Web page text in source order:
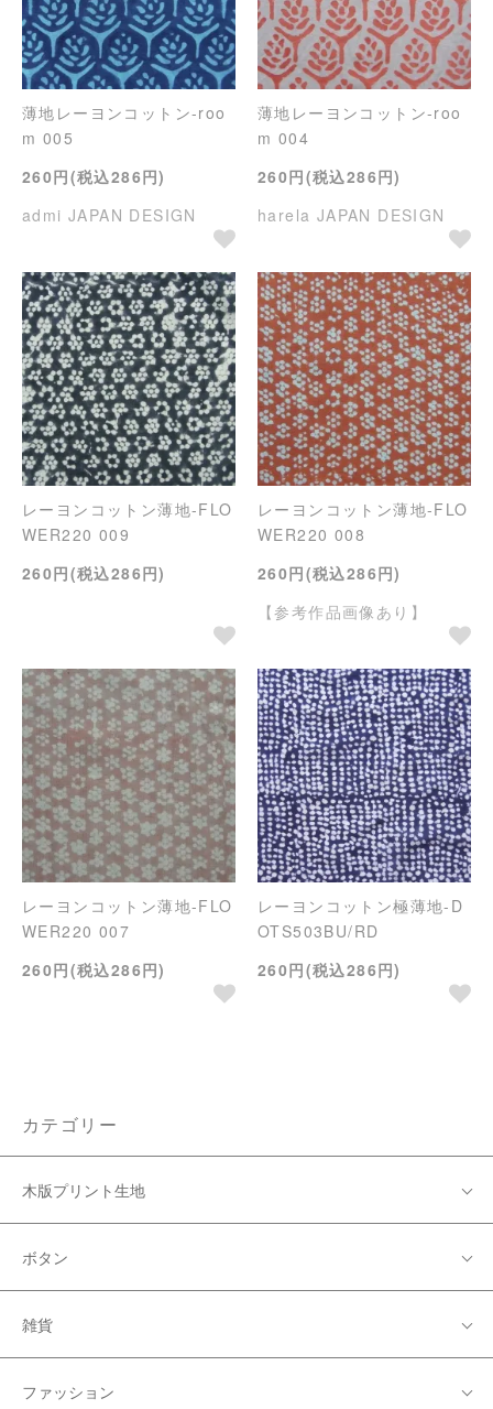
薄地レーヨンコットン-roo
m 005
260円(税込286円)
admi JAPAN DESIGN
薄地レーヨンコットン-roo
m 004
260円(税込286円)
harela JAPAN DESIGN
レーヨンコットン薄地-FLO
WER220 009
260円(税込286円)
レーヨンコットン薄地-FLO
WER220 008
260円(税込286円)
【参考作品画像あり】
レーヨンコットン薄地-FLO
WER220 007
260円(税込286円)
レーヨンコットン極薄地-D
OTS503BU/RD
260円(税込286円)
カテゴリー
木版プリント生地
ボタン
雑貨
ファッション